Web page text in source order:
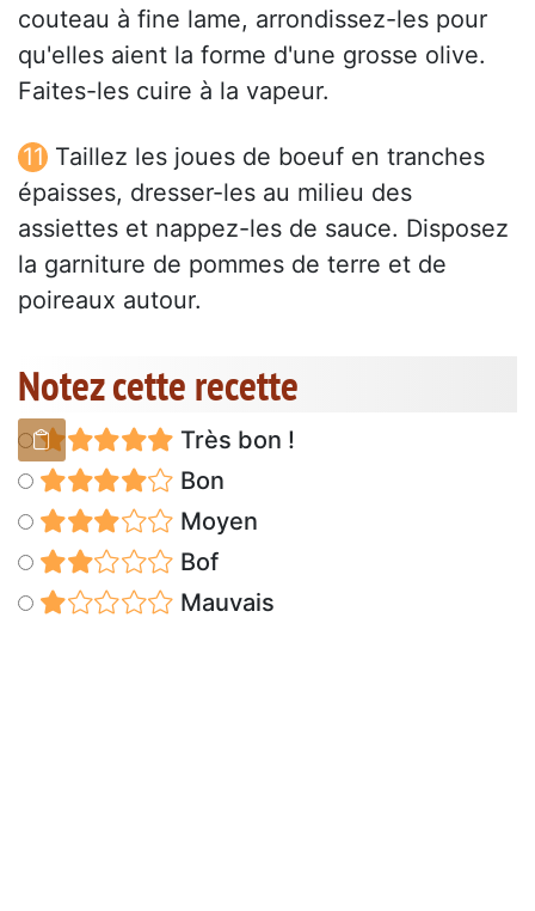
couteau à fine lame, arrondissez-les pour
qu'elles aient la forme d'une grosse olive.
Faites-les cuire à la vapeur.
Taillez les joues de boeuf en tranches
épaisses, dresser-les au milieu des
assiettes et nappez-les de sauce. Disposez
la garniture de pommes de terre et de
poireaux autour.
Notez cette recette
Très bon !
Bon
Moyen
Bof
Mauvais